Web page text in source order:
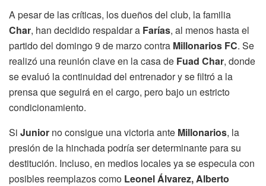
A pesar de las críticas, los dueños del club, la familia
Char, han decidido respaldar a Farías, al menos hasta el
partido del domingo 9 de marzo contra Millonarios FC. Se
realizó una reunión clave en la casa de Fuad Char, donde
se evaluó la continuidad del entrenador y se filtró a la
prensa que seguirá en el cargo, pero bajo un estricto
condicionamiento.
Si Junior no consigue una victoria ante Millonarios, la
presión de la hinchada podría ser determinante para su
destitución. Incluso, en medios locales ya se especula con
posibles reemplazos como Leonel Álvarez, Alberto